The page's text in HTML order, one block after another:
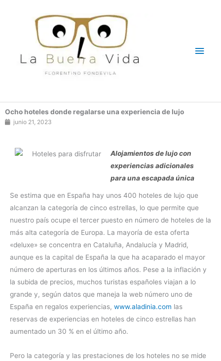
Ocho hoteles donde regalarse una experiencia de lujo
junio 21, 2023
Alojamientos de lujo con
experiencias adicionales
para una escapada única
Se estima que en España hay unos 400 hoteles de lujo que
alcanzan la categoría de cinco estrellas, lo que permite que
nuestro país ocupe el tercer puesto en número de hoteles de la
más alta categoría de Europa. La mayoría de esta oferta
«deluxe» se concentra en Cataluña, Andalucía y Madrid,
aunque es la capital de España la que ha acaparado el mayor
número de aperturas en los últimos años. Pese a la inflación y
la subida de precios, muchos turistas españoles viajan a lo
grande y, según datos que maneja la web número uno de
España en regalos experiencias, www.aladinia.com las
reservas de experiencias en hoteles de cinco estrellas han
aumentado un 30 % en el último año.
Pero la categoría y las prestaciones de los hoteles no se mide